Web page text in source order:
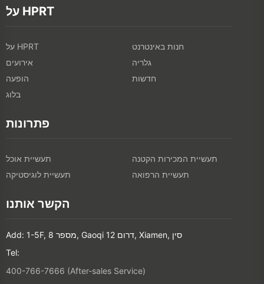
על HPRT
על HPRT
חנות באינטרנט
אירועים
גלריה
הופעה
חדשות
בלוג
פתרונות
תעשיית אוכל
תעשיית המכירות הקטנה
תעשיית לוגיסטיקה
תעשיית הרפואה
הקשר אותנו
Add: 1-5F, מספר 8, Gaoqi דרום 12, Xiamen, סין
Tel:
400-766-7666 (After-sales Service)